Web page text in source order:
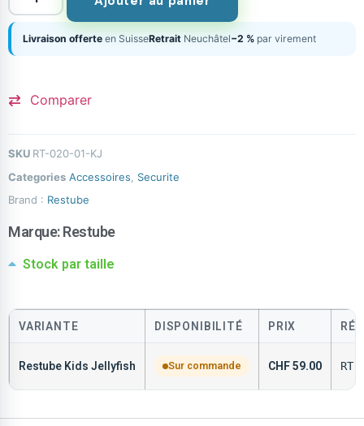
Livraison offerte en SuisseRetrait Neuchâtel−2 % par virement
Comparer
SKU RT-020-01-KJ
Categories Accessoires, Securite
Brand : Restube
Marque:Restube
Stock par taille
VARIANTE DISPONIBILITÉ PRIX
Restube Kids Jellyfish Sur commande CHF59.00